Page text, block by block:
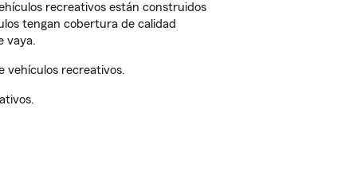
recreativos están construidos
tengan cobertura de calidad
vaya.
vehículos recreativos.